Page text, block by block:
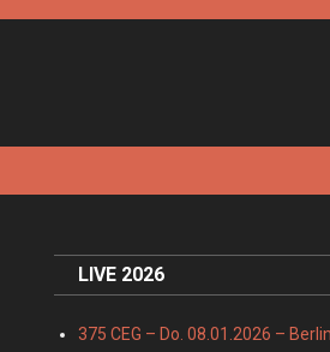
LIVE 2026
375 CEG – Do. 08.01.2026 –